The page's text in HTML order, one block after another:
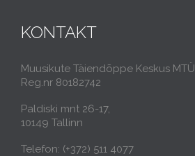
KONTAKT
Muusikute Täiendõppe Keskus MTÜ
Reg.nr 80182742
Paldiski mnt 26-17,
10149 Tallinn
Telefon: (+372) 511 4077